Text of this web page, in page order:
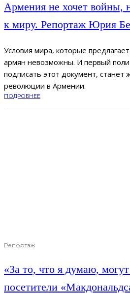
Армения не хочет войны,
к миру. Репортаж Юрия
Условия мира, которые
армян невозможны. И первый
подписать этот документ, станет
революции в Армении.
ПОДРОБНЕЕ
Репортаж
«За то, что я думаю,
посетители